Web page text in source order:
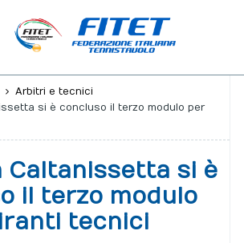
Giustizia
Safeguarding
Arbitri e tecnici
si è concluso il terzo modulo per
Caltanissetta si è
il terzo modulo
tecnici